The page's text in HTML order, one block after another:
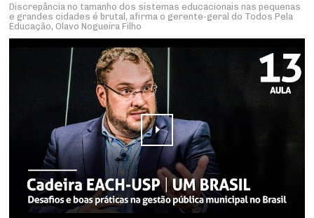
Discrepância no tamanho dos sistemas educacionais nas pequenas
e grandes cidades é brutal, afirma o gerente-geral do Todos Pela
Educação, Olavo Nogueira Filho